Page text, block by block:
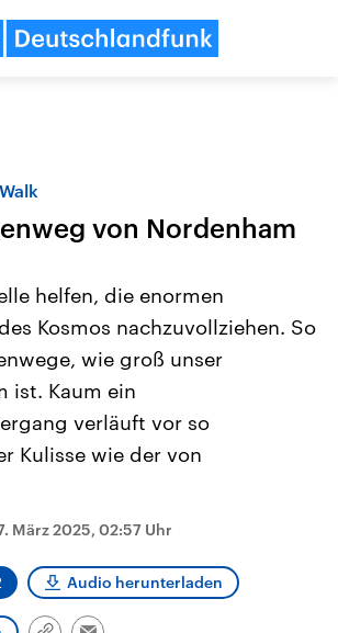
Anhalt
am 6.
neuen
Koalition aus
Berichte
anstehenden
Hintergründe
Wirtschaftlich und
gehören die Vereinigten
von Nordenham
helfen, die enormen
Kosmos nachzuvollziehen. So
wie groß unser
ist. Kaum ein
verläuft vor so
Kulisse wie der von
März 2025, 02:57 Uhr
Audio herunterladen